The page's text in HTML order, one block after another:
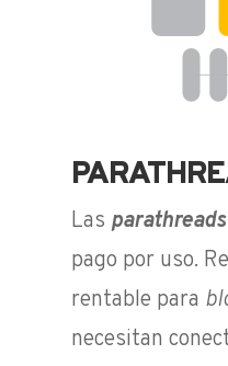
Las parathreads
pago por uso.
rentable para
necesitan